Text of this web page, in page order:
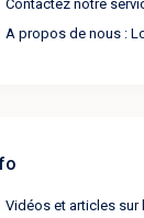
Contactez notre
A propos de nous :
Vidéos et articles sur